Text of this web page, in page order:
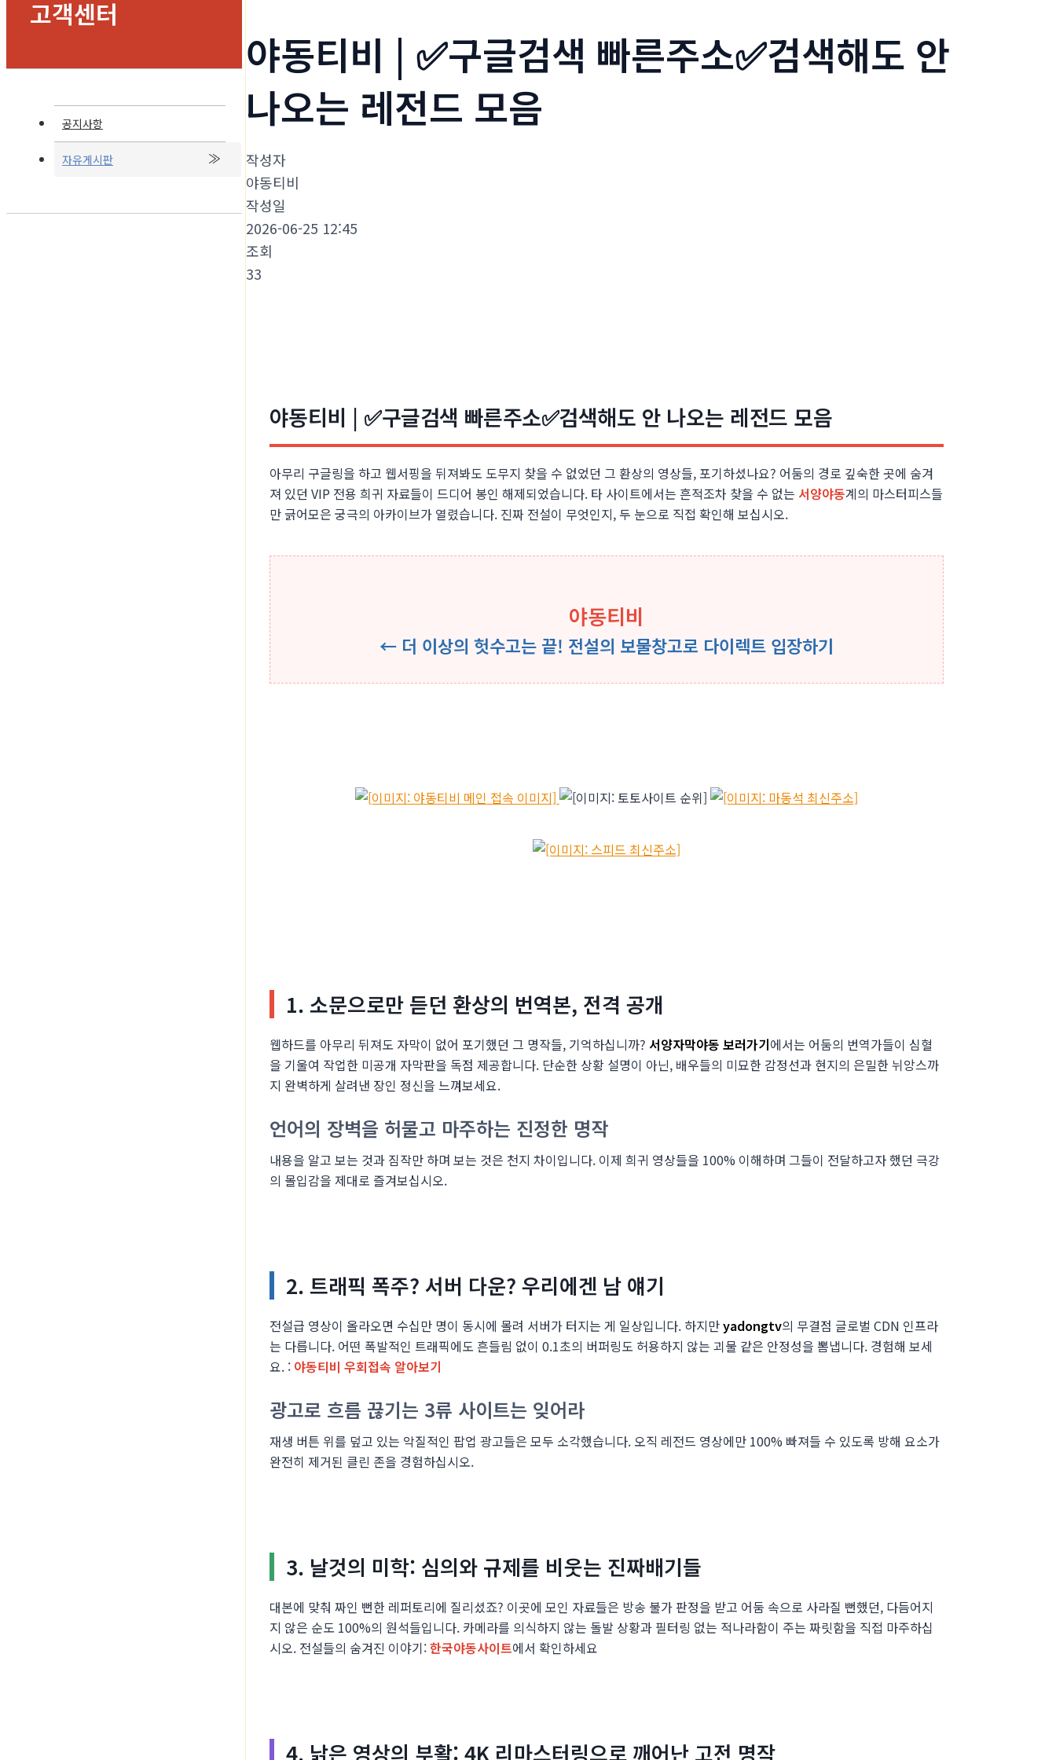
고객센터
공지사항
자유게시판
야동티비 | ✅구글검색 빠른주소✅검색해도 안
나오는 레전드 모음
작성자
야동티비
작성일
2026-06-25 12:45
조회
33
야동티비 | ✅구글검색 빠른주소✅검색해도 안 나오는 레전드 모음
아무리 구글링을 하고 웹서핑을 뒤져봐도 도무지 찾을 수 없었던 그 환상의 영상들, 포기하셨나요? 어둠의 경로 깊숙한 곳에 숨겨
져 있던 VIP 전용 희귀 자료들이 드디어 봉인 해제되었습니다. 타 사이트에서는 흔적조차 찾을 수 없는 서양야동계의 마스터피스들
만 긁어모은 궁극의 아카이브가 열렸습니다. 진짜 전설이 무엇인지, 두 눈으로 직접 확인해 보십시오.
야동티비
← 더 이상의 헛수고는 끝! 전설의 보물창고로 다이렉트 입장하기
1. 소문으로만 듣던 환상의 번역본, 전격 공개
웹하드를 아무리 뒤져도 자막이 없어 포기했던 그 명작들, 기억하십니까? 서양자막야동 보러가기에서는 어둠의 번역가들이 심혈
을 기울여 작업한 미공개 자막판을 독점 제공합니다. 단순한 상황 설명이 아닌, 배우들의 미묘한 감정선과 현지의 은밀한 뉘앙스까
지 완벽하게 살려낸 장인 정신을 느껴보세요.
언어의 장벽을 허물고 마주하는 진정한 명작
내용을 알고 보는 것과 짐작만 하며 보는 것은 천지 차이입니다. 이제 희귀 영상들을 100% 이해하며 그들이 전달하고자 했던 극강
의 몰입감을 제대로 즐겨보십시오.
2. 트래픽 폭주? 서버 다운? 우리에겐 남 얘기
전설급 영상이 올라오면 수십만 명이 동시에 몰려 서버가 터지는 게 일상입니다. 하지만yadongtv의 무결점 글로벌 CDN 인프라
는 다릅니다. 어떤 폭발적인 트래픽에도 흔들림 없이 0.1초의 버퍼링도 허용하지 않는 괴물 같은 안정성을 뽐냅니다. 경험해 보세
요. : 야동티비 우회접속 알아보기
광고로 흐름 끊기는 3류 사이트는 잊어라
재생 버튼 위를 덮고 있는 악질적인 팝업 광고들은 모두 소각했습니다. 오직 레전드 영상에만 100% 빠져들 수 있도록 방해 요소가
완전히 제거된 클린 존을 경험하십시오.
3. 날것의 미학: 심의와 규제를 비웃는 진짜배기들
대본에 맞춰 짜인 뻔한 레퍼토리에 질리셨죠? 이곳에 모인 자료들은 방송 불가 판정을 받고 어둠 속으로 사라질 뻔했던, 다듬어지
지 않은 순도 100%의 원석들입니다. 카메라를 의식하지 않는 돌발 상황과 필터링 없는 적나라함이 주는 짜릿함을 직접 마주하십
시오. 전설들의 숨겨진 이야기:한국야동사이트에서 확인하세요
4. 낡은 영상의 부활: 4K 리마스터링으로 깨어난 고전 명작